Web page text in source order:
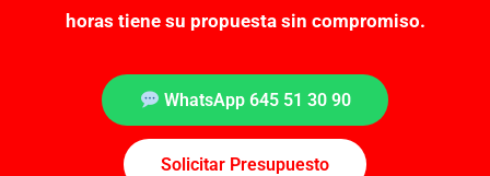
horas tiene su propuesta sin compromiso.
WhatsApp 645 51 30 90
Solicitar Presupuesto